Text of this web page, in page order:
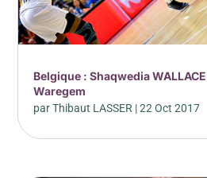
Belgique : Shaqwedia
Waregem
parThibaut LASSER |22 Oct 2017